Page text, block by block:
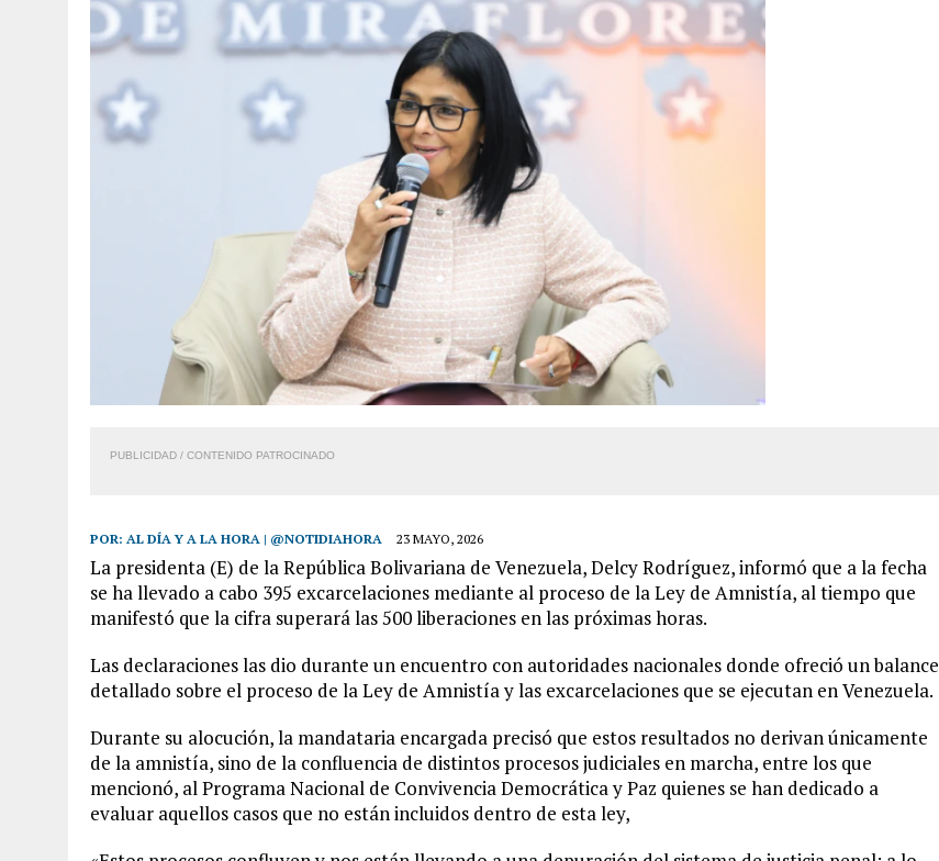
7 AGOSTO, 2026
FUGA DE GAS GENERÓ EXPLOSIÓN EN LOCAL COMERCIAL DE CHACAO
7 AGOSTO, 2026
HOMBRE ASESINÓ A SU TÍA CON UN PUÑAL Y DEJÓ HERIDAS A SU PRIMA Y A OTRO FAMILIAR EN BOLÍVAR
7 AGOSTO, 2026
YARACUY: ASESINARON DOS HOMBRES EL MISMO DÍA EN SECTORES VECINOS
PUBLICIDAD / CONTENIDO PATROCINADO
POR: AL DÍA Y A LA HORA | @NOTIDIAHORA 23 MAYO, 2026
La presidenta (E) de la República Bolivariana de Venezuela, Delcy Rodríguez, informó que a la fecha
se ha llevado a cabo 395 excarcelaciones mediante al proceso de la Ley de Amnistía, al tiempo que
manifestó que la cifra superará las 500 liberaciones en las próximas horas.
Las declaraciones las dio durante un encuentro con autoridades nacionales donde ofreció un balance
detallado sobre el proceso de la Ley de Amnistía y las excarcelaciones que se ejecutan en Venezuela.
Durante su alocución, la mandataria encargada precisó que estos resultados no derivan únicamente
de la amnistía, sino de la confluencia de distintos procesos judiciales en marcha, entre los que
mencionó, al Programa Nacional de Convivencia Democrática y Paz quienes se han dedicado a
evaluar aquellos casos que no están incluidos dentro de esta ley,